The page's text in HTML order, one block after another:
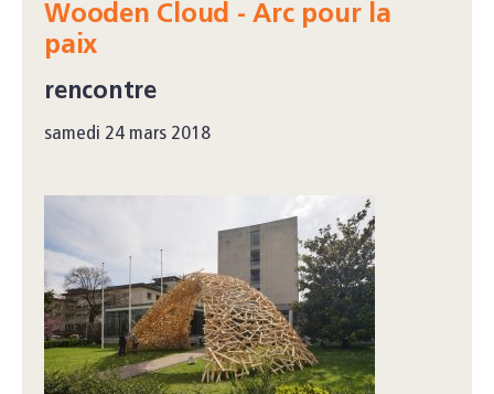
Wooden Cloud - Arc pour la
paix
rencontre
samedi 24 mars 2018